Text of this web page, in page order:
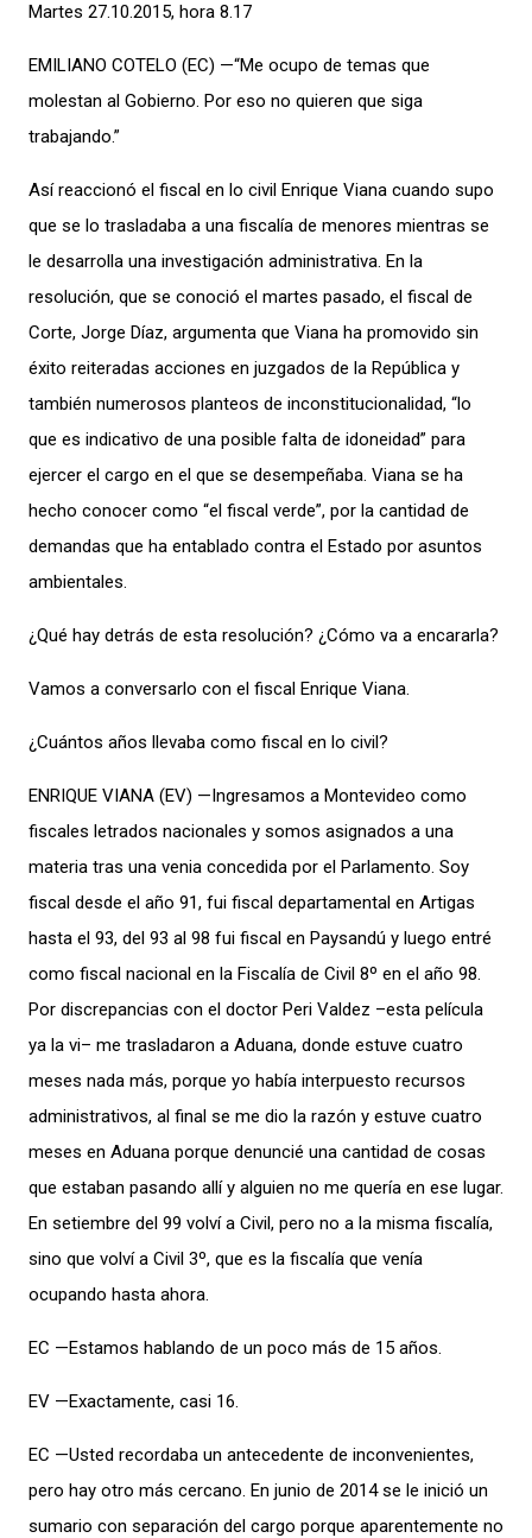
Martes 27.10.2015, hora 8.17
EMILIANO COTELO (EC) —“Me ocupo de temas que
molestan al Gobierno. Por eso no quieren que siga
trabajando.”
Así reaccionó el fiscal en lo civil Enrique Viana cuando supo
que se lo trasladaba a una fiscalía de menores mientras se
le desarrolla una investigación administrativa. En la
resolución, que se conoció el martes pasado, el fiscal de
Corte, Jorge Díaz, argumenta que Viana ha promovido sin
éxito reiteradas acciones en juzgados de la República y
también numerosos planteos de inconstitucionalidad, “lo
que es indicativo de una posible falta de idoneidad” para
ejercer el cargo en el que se desempeñaba. Viana se ha
hecho conocer como “el fiscal verde”, por la cantidad de
demandas que ha entablado contra el Estado por asuntos
ambientales.
¿Qué hay detrás de esta resolución? ¿Cómo va a encararla?
Vamos a conversarlo con el fiscal Enrique Viana.
¿Cuántos años llevaba como fiscal en lo civil?
ENRIQUE VIANA (EV) —Ingresamos a Montevideo como
fiscales letrados nacionales y somos asignados a una
materia tras una venia concedida por el Parlamento. Soy
fiscal desde el año 91, fui fiscal departamental en Artigas
hasta el 93, del 93 al 98 fui fiscal en Paysandú y luego entré
como fiscal nacional en la Fiscalía de Civil 8º en el año 98.
Por discrepancias con el doctor Peri Valdez –esta película
ya la vi– me trasladaron a Aduana, donde estuve cuatro
meses nada más, porque yo había interpuesto recursos
administrativos, al final se me dio la razón y estuve cuatro
meses en Aduana porque denuncié una cantidad de cosas
que estaban pasando allí y alguien no me quería en ese lugar.
En setiembre del 99 volví a Civil, pero no a la misma fiscalía,
sino que volví a Civil 3º, que es la fiscalía que venía
ocupando hasta ahora.
EC —Estamos hablando de un poco más de 15 años.
EV —Exactamente, casi 16.
EC —Usted recordaba un antecedente de inconvenientes,
pero hay otro más cercano. En junio de 2014 se le inició un
sumario con separación del cargo porque aparentemente no